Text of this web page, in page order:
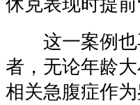
这一案例也
者，无论年龄
相关急腹症作